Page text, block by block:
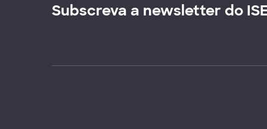
Subscreva a newsletter do